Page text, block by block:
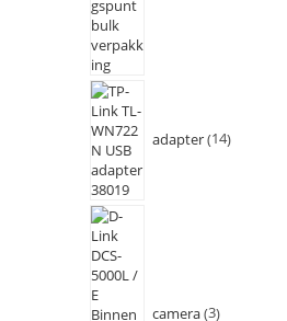
adapter 14
camera 3